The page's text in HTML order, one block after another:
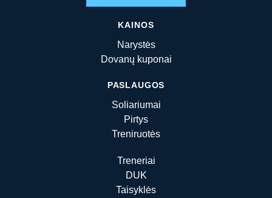
KAINOS
Narystės
Dovanų kuponai
PASLAUGOS
Soliariumai
Pirtys
Treniruotės
Treneriai
DUK
Taisyklės